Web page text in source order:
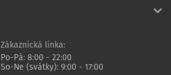
Zákaznická linka:
Po-Pá: 8:00 - 22:00
So-Ne (svátky): 9:00 - 17:00